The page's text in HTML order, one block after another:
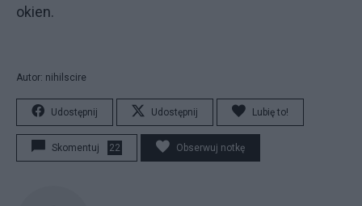
okien.
Autor: nihilscire
Udostępnij Udostępnij Lubię to!
Skomentuj 22 Obserwuj notkę